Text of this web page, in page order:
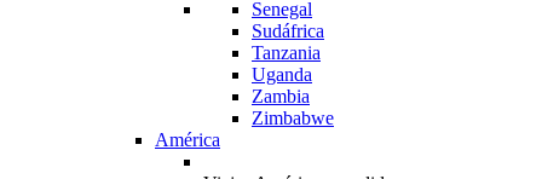
Senegal
Sudáfrica
Tanzania
Uganda
Zambia
Zimbabwe
América